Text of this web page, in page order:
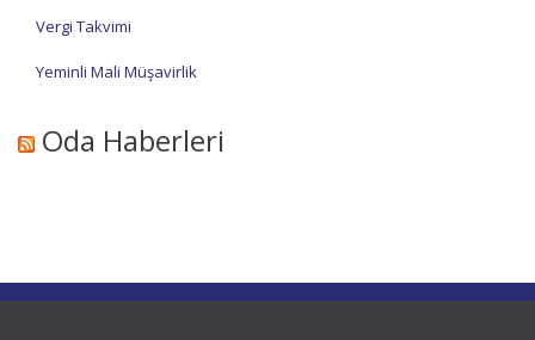
Vergi Takvimi
Yeminli Mali Müşavirlik
Oda Haberleri